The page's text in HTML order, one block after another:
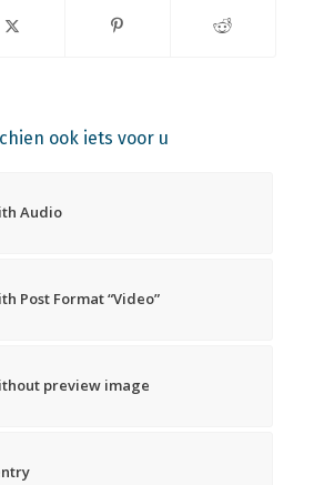
ook iets voor u
Audio
Post Format “Video”
preview image